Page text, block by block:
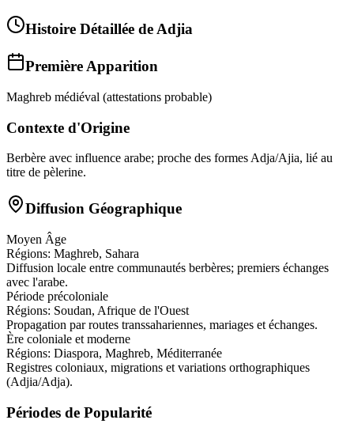
Histoire Détaillée de Adjia
Première Apparition
Maghreb médiéval (attestations probable)
Contexte d'Origine
Berbère avec influence arabe; proche des formes Adja/Ajia, lié au
titre de pèlerine.
Diffusion Géographique
Moyen Âge
Régions: Maghreb, Sahara
Diffusion locale entre communautés berbères; premiers échanges
avec l'arabe.
Période précoloniale
Régions: Soudan, Afrique de l'Ouest
Propagation par routes transsahariennes, mariages et échanges.
Ère coloniale et moderne
Régions: Diaspora, Maghreb, Méditerranée
Registres coloniaux, migrations et variations orthographiques
(Adjia/Adja).
Périodes de Popularité